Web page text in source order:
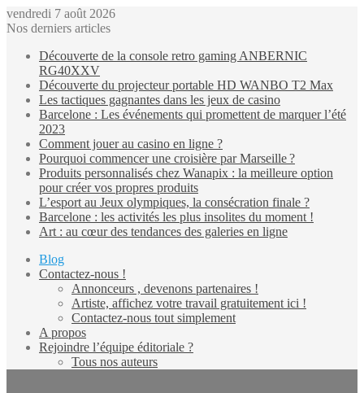
vendredi 7 août 2026
Nos derniers articles
Découverte de la console retro gaming ANBERNIC
RG40XXV
Découverte du projecteur portable HD WANBO T2 Max
Les tactiques gagnantes dans les jeux de casino
Barcelone : Les événements qui promettent de marquer l’été
2023
Comment jouer au casino en ligne ?
Pourquoi commencer une croisière par Marseille ?
Produits personnalisés chez Wanapix : la meilleure option
pour créer vos propres produits
L’esport au Jeux olympiques, la consécration finale ?
Barcelone : les activités les plus insolites du moment !
Art : au cœur des tendances des galeries en ligne
Blog
Contactez-nous !
Annonceurs , devenons partenaires !
Artiste, affichez votre travail gratuitement ici !
Contactez-nous tout simplement
A propos
Rejoindre l’équipe éditoriale ?
Tous nos auteurs